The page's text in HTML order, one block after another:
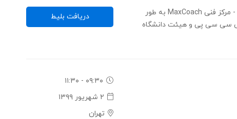
کنفرانس ایجاد آینده از طریق فناوری - مرکز فنی MaxCoach به طور
سی سی پی و هیئت دانشگاه
دریافت بلیط
۰۹:۳۰ - ۱۱:۳۰
۲ شهریور ۱۳۹۹
تهران